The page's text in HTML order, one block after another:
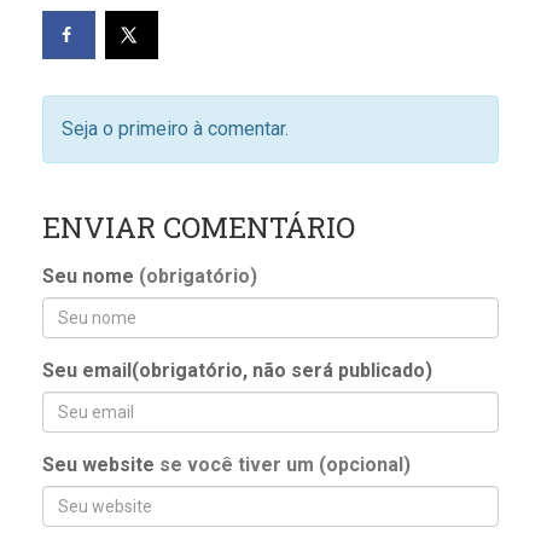
Seja o primeiro à comentar.
ENVIAR COMENTÁRIO
Seu nome (obrigatório)
Seu email(obrigatório, não será publicado)
Seu website se você tiver um (opcional)